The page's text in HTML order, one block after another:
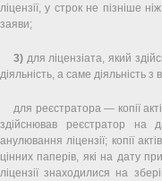
ліцензії, у строк не пізніше
заяви;
3) для ліцензіата, який
діяльність, а саме діяльність
для реєстратора — копії
здійснював реєстратор на
анулювання ліцензії; копії
цінних паперів, які на дату
ліцензії знаходилися на